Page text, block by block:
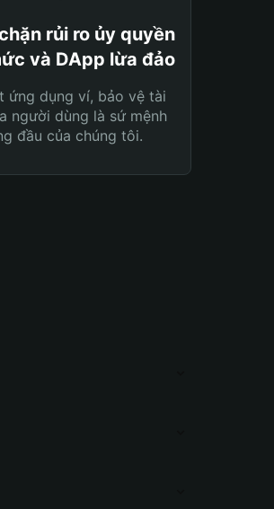
rủi ro ủy quyền
và DApp lừa đảo
ứng dụng ví, bảo vệ tài
người dùng là sứ mệnh
đầu của chúng tôi.